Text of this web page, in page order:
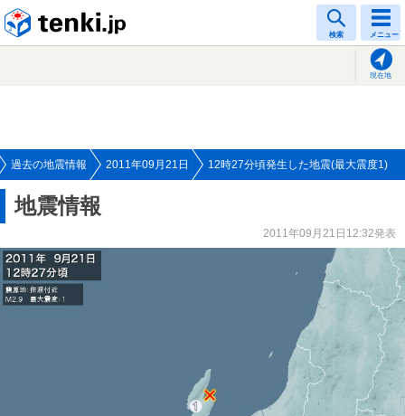
検索 メニュー
現在地
過去の地震情報 2011年09月21日 12時27分頃発生した地震(最大震度1)
地震情報
2011年09月21日12:32発表